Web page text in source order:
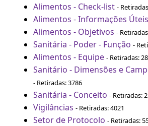
Alimentos - Check-list -
Alimentos - Informações Úteis
Alimentos - Objetivos -
Sanitária - Poder - Função -
Alimentos - Equipe - Retiradas:
Sanitário - Dimensões e
- Retiradas: 3786
Sanitária - Conceito - Retiradas:
Vigilâncias - Retiradas: 4021
Setor de Protocolo - Retiradas: